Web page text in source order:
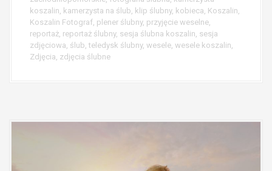
koszalin, kamerzysta na ślub, klip ślubny, kobieca, Koszalin,
Koszalin Fotograf, plener ślubny, przyjęcie weselne,
reportaż, reportaż ślubny, sesja ślubna koszalin, sesja
zdjęciowa, ślub, teledysk ślubny, wesele, wesele koszalin,
Zdjęcia, zdjęcia ślubne